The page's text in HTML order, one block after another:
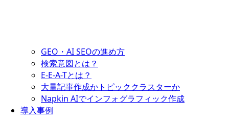
GEO・AI SEOの進め方
検索意図とは？
E-E-A-Tとは？
大量記事作成かトピッククラスターか
Napkin AIでインフォグラフィック作成
導入事例